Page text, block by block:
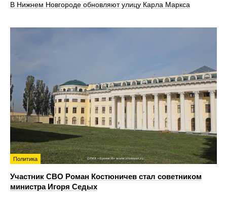
В Нижнем Новгороде обновляют улицу Карла Маркса
Политика
Участник СВО Роман Костюничев стал советником
министра Игоря Седых